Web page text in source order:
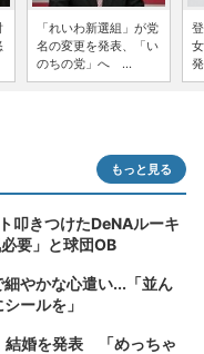
「れいわ新選組」が党
名の変更を発表、「い
のちの党」へ ...
もっと見る
叩きつけたDeNAルーキ
要」と球団OB
やかな心遣い...「並ん
ールを」
結婚を発表 「めっちゃ